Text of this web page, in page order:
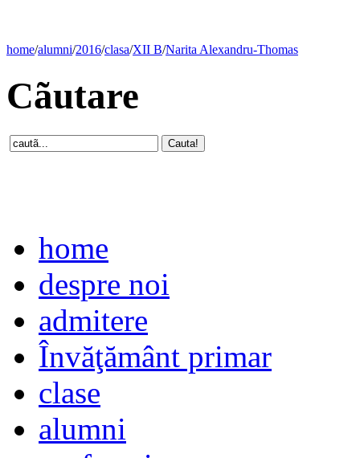
home/alumni/2016/clasa/XII B/Narita Alexandru-Thomas
Cãutare
home
despre noi
admitere
Învăţământ primar
clase
alumni